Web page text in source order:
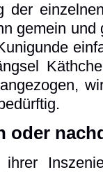
der
gemein und
oder